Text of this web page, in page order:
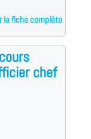
la fiche complète
chef